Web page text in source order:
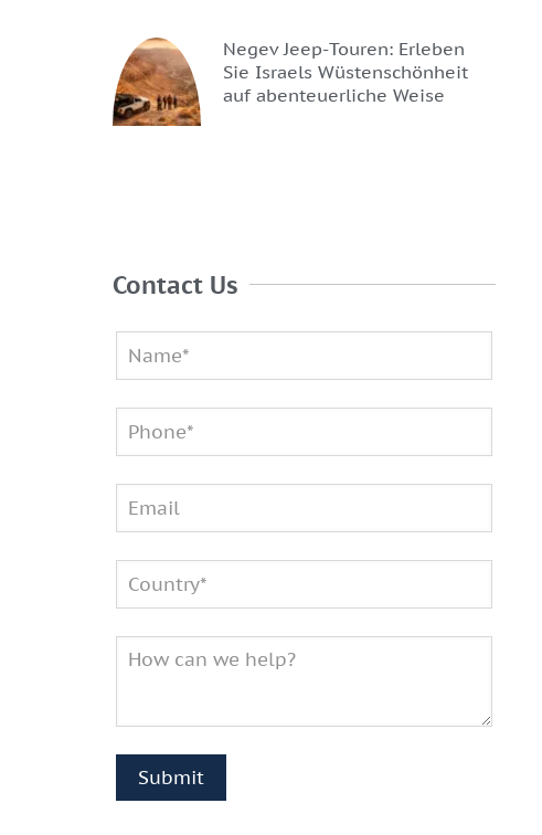
Negev Jeep-Touren: Erleben
Sie Israels Wüstenschönheit
auf abenteuerliche Weise
Contact Us